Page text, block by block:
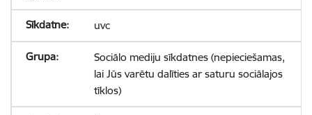
uvc
Sociālo mediju sīkdatnes (nepieciešamas,
lai Jūs varētu dalīties ar saturu sociālajos
tīklos)